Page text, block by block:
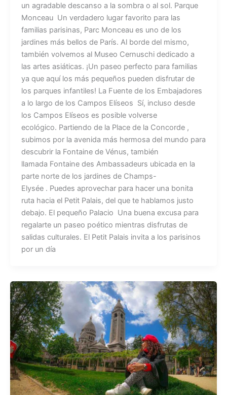
un agradable descanso a la sombra o al sol. Parque
Monceau Un verdadero lugar favorito para las
familias parisinas, Parc Monceau es uno de los
jardines más bellos de París. Al borde del mismo,
también volvemos al Museo Cernuschi dedicado a
las artes asiáticas. ¡Un paseo perfecto para familias
ya que aquí los más pequeños pueden disfrutar de
los parques infantiles! La Fuente de los Embajadores
a lo largo de los Campos Elíseos Sí, incluso desde
los Campos Elíseos es posible volverse
ecológico. Partiendo de la Place de la Concorde ,
subimos por la avenida más hermosa del mundo para
descubrir la Fontaine de Vénus, también
llamada Fontaine des Ambassadeurs ubicada en la
parte norte de los jardines de Champs-
Elysée . Puedes aprovechar para hacer una bonita
ruta hacia el Petit Palais, del que te hablamos justo
debajo. El pequeño Palacio Una buena excusa para
regalarte un paseo poético mientras disfrutas de
salidas culturales. El Petit Palais invita a los parisinos
por un día